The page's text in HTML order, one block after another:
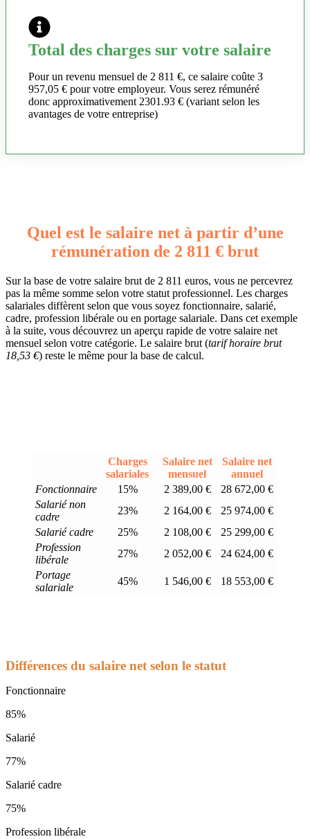
Total des charges sur votre salaire
Pour un revenu mensuel de 2 811 €, ce salaire coûte 3
957,05 € pour votre employeur. Vous serez rémunéré
donc approximativement 2301.93 € (variant selon les
avantages de votre entreprise)
Quel est le salaire net à partir d’une
rémunération de 2 811 € brut
Sur la base de votre salaire brut de 2 811 euros, vous ne percevrez
pas la même somme selon votre statut professionnel. Les charges
salariales diffèrent selon que vous soyez fonctionnaire, salarié,
cadre, profession libérale ou en portage salariale. Dans cet exemple
à la suite, vous découvrez un aperçu rapide de votre salaire net
mensuel selon votre catégorie. Le salaire brut (tarif horaire brut
18,53 €) reste le même pour la base de calcul.
Charges
salariales
Salaire net
mensuel
Salaire net
annuel
Fonctionnaire
15% 2 389,00 €
28 672,00 €
Salarié non
cadre
23% 2 164,00 €
25 974,00 €
Salarié cadre
25% 2 108,00 €
25 299,00 €
Profession
libérale
27% 2 052,00 €
24 624,00 €
Portage
salariale
45% 1 546,00 € 18 553,00 €
Différences du salaire net selon le statut
Fonctionnaire
85%
Salarié
77%
Salarié cadre
75%
Profession libérale